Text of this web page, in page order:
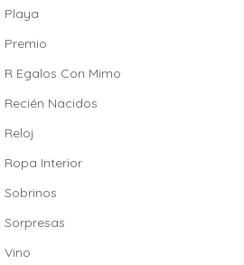
Playa
Premio
R Egalos Con Mimo
Recién Nacidos
Reloj
Ropa Interior
Sobrinos
Sorpresas
Vino